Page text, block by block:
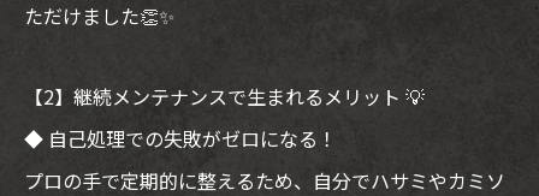
ただけました👏✨
【2】継続メンテナンスで生まれるメリット 💡
◆ 自己処理での失敗がゼロになる！
プロの手で定期的に整えるため、自分でハサミやカミソ